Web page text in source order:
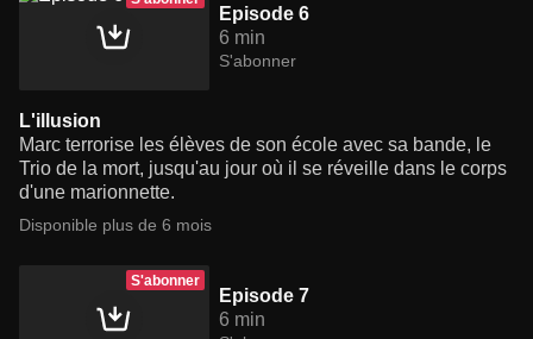
Episode 6
6 min
S'abonner
L'illusion
Marc terrorise les élèves de son école avec sa bande, le
Trio de la mort, jusqu'au jour où il se réveille dans le corps
d'une marionnette.
Disponible plus de 6 mois
S'abonner
Episode 7
6 min